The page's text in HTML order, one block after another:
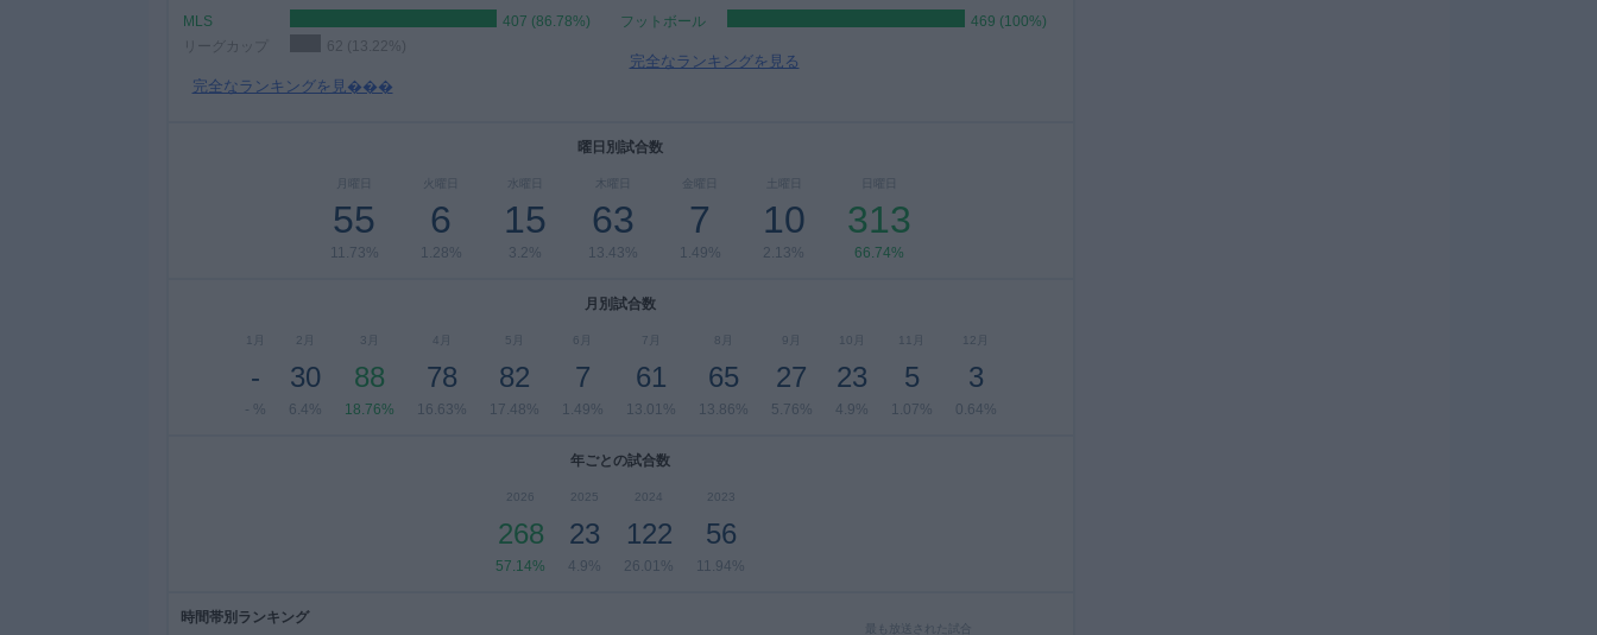
MLS
407 (86.78%)
リーグカップ
62 (13.22%)
完全なランキングを見���
フットボール 469 (100%)
完全なランキングを見る
曜日別試合数
55
11.73%
6
1.28%
15
3.2%
63
13.43%
金曜日
7
1.49%
10
2.13%
313
66.74%
月別試合数
1月
-
- %
2月
30
6.4%
3月
88
18.76%
4月
78
16.63%
5月
82
17.48%
6月
7
1.49%
7月
61
13.01%
8月
65
13.86%
9月
27
5.76%
10月
23
4.9%
11月
5
1.07%
12月
3
0.64%
年ごとの試合数
2026
268
57.14%
2025
23
4.9%
2024
122
26.01%
2023
56
11.94%
時間帯別ランキング
最も放送された試合